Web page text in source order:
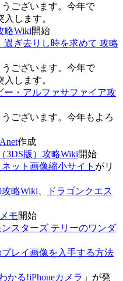
ございます。今年で
します。
略Wiki開始
過ぎ去りし時を求めて 攻略
ございます。今年で
します。
ー・アルファサファイア攻
ございます。今年もよろ
作成
3DS版）攻略Wiki開始
ット画像縮小サイト がリ
攻略Wiki
ドラゴンクエス
モ開始
スターズ テリーのワンダ
レイ画像を入手する方法
かる!iPhoneカメラ 」が発